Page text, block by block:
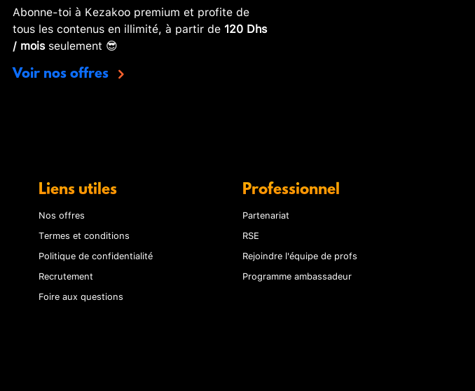
Abonne-toi à Kezakoo premium et profite de
tous les contenus en illimité, à partir de 120 Dhs
/ moisseulement 😎
Voir nos offres
Liens utiles
Nos offres
Termes et conditions
Politique de confidentialité
Recrutement
Foire aux questions
Professionnel
Partenariat
RSE
Rejoindre l'équipe de profs
Programme ambassadeur